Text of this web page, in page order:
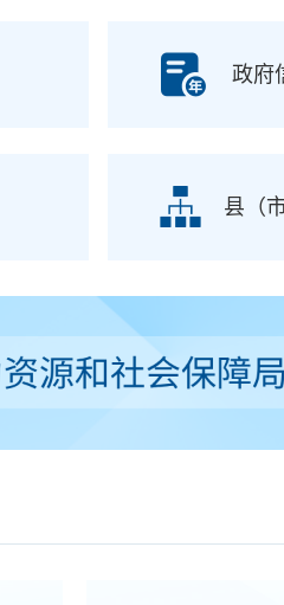
政府
县（市